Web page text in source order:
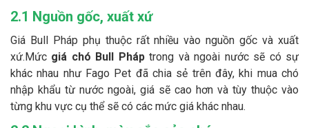
2.1 Nguồn gốc, xuất xứ
Giá Bull Pháp phụ thuộc rất nhiều vào nguồn gốc và xuất
xứ.Mức giá chó Bull Pháptrong và ngoài nước sẽ có sự
khác nhau như Fago Pet đã chia sẻ trên đây, khi mua chó
nhập khẩu từ nước ngoài, giá sẽ cao hơn và tùy thuộc vào
từng khu vực cụ thể sẽ có các mức giá khác nhau.